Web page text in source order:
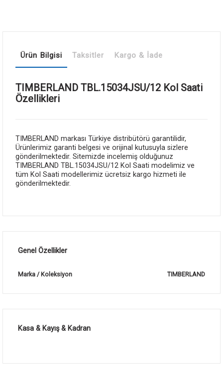
Ürün Bilgisi Taksitler Kargo & İade
TIMBERLAND TBL.15034JSU/12 Kol Saati
Özellikleri
TIMBERLAND markası Türkiye distribütörü garantilidir,
Ürünlerimiz garanti belgesi ve orijinal kutusuyla sizlere
gönderilmektedir. Sitemizde incelemiş olduğunuz
TIMBERLAND TBL.15034JSU/12 Kol Saati modelimiz ve
tüm Kol Saati modellerimiz ücretsiz kargo hizmeti ile
gönderilmektedir.
Genel Özellikler
Marka / Koleksiyon TIMBERLAND
Kasa & Kayış & Kadran